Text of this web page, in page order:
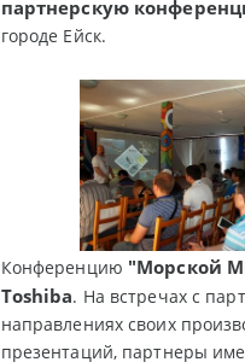
партнерскую
городе Ейск.
Конференцию "Морской
Toshiba. На встречах с
направлениях своих
презентаций, партнеры